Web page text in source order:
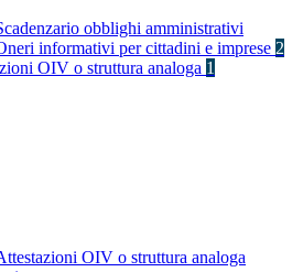
obblighi amministrativi
informativi per cittadini e imprese 2
OIV o struttura analoga 1
OIV o struttura analoga